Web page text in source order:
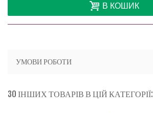
В КОШИК
УМОВИ РОБОТИ
30 ІНШИХ ТОВАРІВ В ЦІЙ КАТЕГОРІЇ: